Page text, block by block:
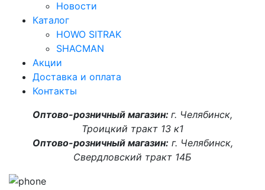
Новости
Каталог
HOWO SITRAK
SHACMAN
Акции
Доставка и оплата
Контакты
Оптово-розничный магазин: г. Челябинск,
Троицкий тракт 13 к1
Оптово-розничный магазин:г. Челябинск,
Свердловский тракт 14Б